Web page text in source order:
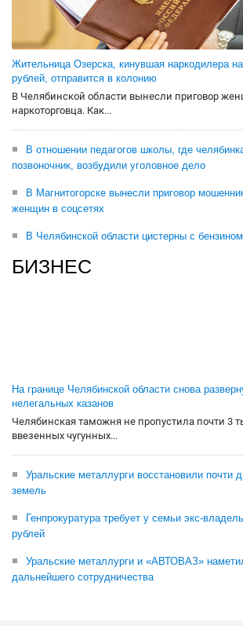
Жительница Озерска, кинувшая наркодилера
рублей, отправится в колонию
В Челябинской области вынесли приговор
наркоторговца. Как...
В отношении педагогов школы, где
позвоночник, возбудили уголовное дело
В Магнитогорске вынесли приговор
женщин в соцсетях
В Челябинской области цистерны с
БИЗНЕС
На границе Челябинской области снова
нелегальных казанов
Челябинская таможня не пропустила почти 3
ввезенных чугунных...
Уральские металлурги восстановили почти
земель
Генпрокуратура требует у семьи экс-
рублей
Уральские металлурги и «АВТОВАЗ»
дальнейшего сотрудничества